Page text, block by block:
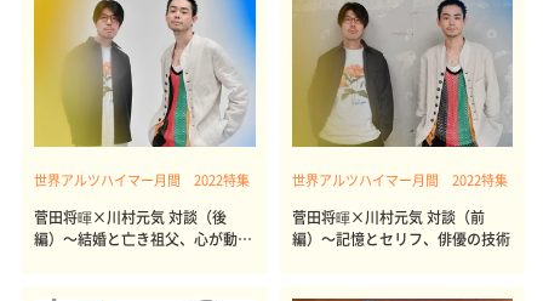
世界アルツハイマー月間 2022特集
菅田将暉×川村元気 対談（後
編）～結婚と亡き祖父、心が動く
世界アルツハイマー月間 2022特集
菅田将暉×川村元気 対談（前
編）～記憶とセリフ、俳優の技術